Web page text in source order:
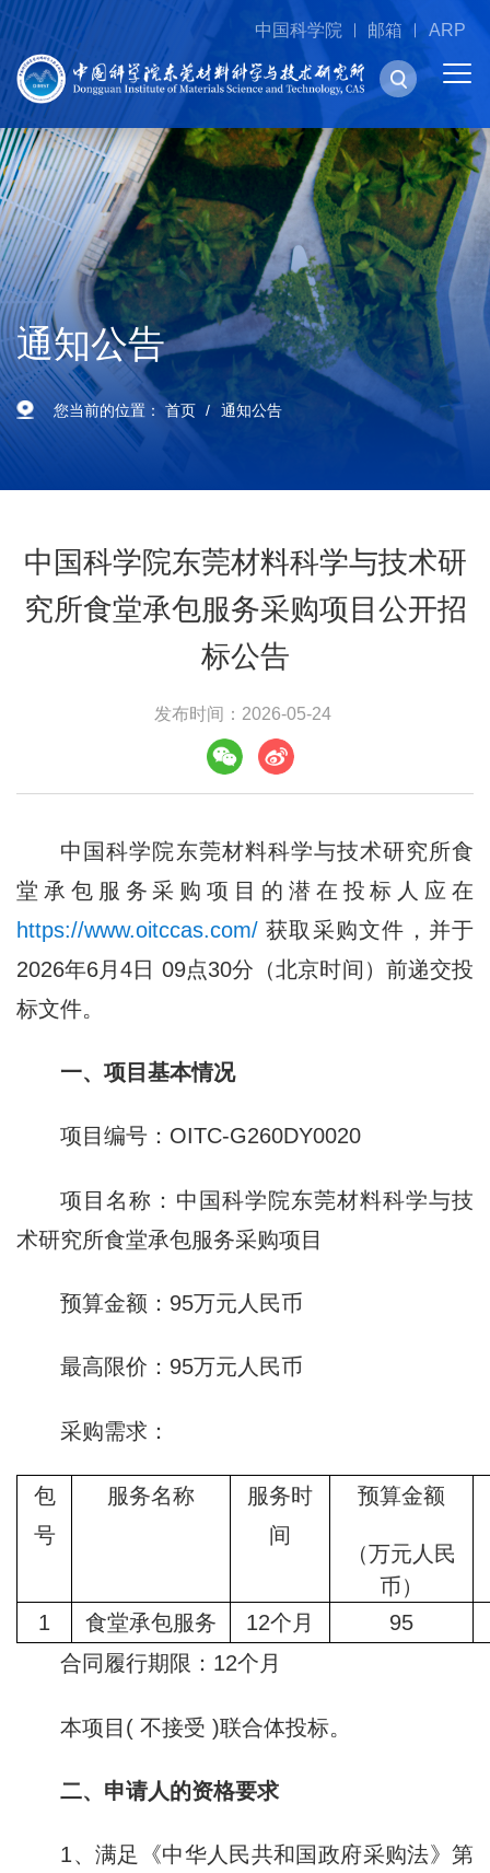
中国科学院 邮箱 ARP
通知公告
您当前的位置： 首页 通知公告
中国科学院东莞材料科学与技术研
究所食堂承包服务采购项目公开招
标公告
发布时间：2026-05-24
中国科学院东莞材料科学与技术研究所食
堂承包服务采购项目的潜在投标人应在
https://www.oitccas.com/ 获取采购文件，并于
2026年6月4日 09点30分（北京时间）前递交投
标文件。
一、项目基本情况
项目编号：OITC-G260DY0020
项目名称：中国科学院东莞材料科学与技
术研究所食堂承包服务采购项目
预算金额：95万元人民币
最高限价：95万元人民币
采购需求：
包
号
服务名称
服务时
间
预算金额
（万元人民
币）
1
食堂承包服务 12个月
95
合同履行期限：12个月
本项目( 不接受 )联合体投标。
二、申请人的资格要求
1、满足《中华人民共和国政府采购法》第